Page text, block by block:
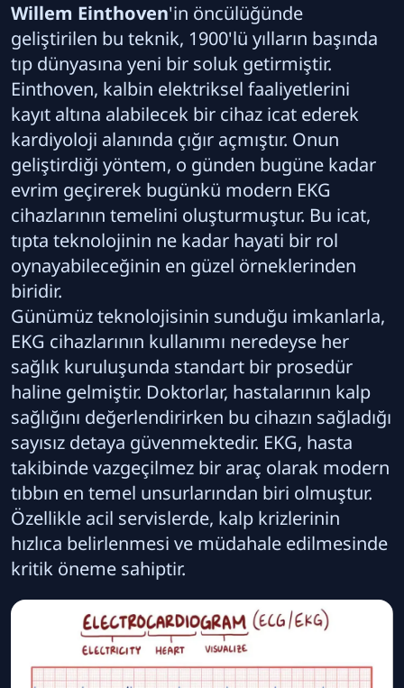
Willem Einthoven'in öncülüğünde
geliştirilen bu teknik, 1900'lü yılların başında
tıp dünyasına yeni bir soluk getirmiştir.
Einthoven, kalbin elektriksel faaliyetlerini
kayıt altına alabilecek bir cihaz icat ederek
kardiyoloji alanında çığır açmıştır. Onun
geliştirdiği yöntem, o günden bugüne kadar
evrim geçirerek bugünkü modern EKG
cihazlarının temelini oluşturmuştur. Bu icat,
tıpta teknolojinin ne kadar hayati bir rol
oynayabileceğinin en güzel örneklerinden
biridir.
Günümüz teknolojisinin sunduğu imkanlarla,
EKG cihazlarının kullanımı neredeyse her
sağlık kuruluşunda standart bir prosedür
haline gelmiştir. Doktorlar, hastalarının kalp
sağlığını değerlendirirken bu cihazın sağladığı
sayısız detaya güvenmektedir. EKG, hasta
takibinde vazgeçilmez bir araç olarak modern
tıbbın en temel unsurlarından biri olmuştur.
Özellikle acil servislerde, kalp krizlerinin
hızlıca belirlenmesi ve müdahale edilmesinde
kritik öneme sahiptir.